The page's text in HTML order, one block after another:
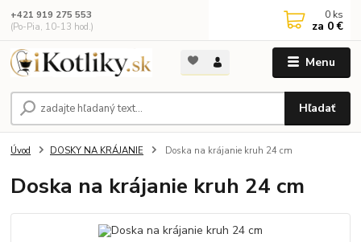
Menu
Hľadať
+421 919 275 553
(Po-Pia, 10-13 hod.)
0 ks
za 0 €
Úvod DOSKY NA KRÁJANIE Doska na krájanie kruh 24 cm
Doska na krájanie kruh 24 cm